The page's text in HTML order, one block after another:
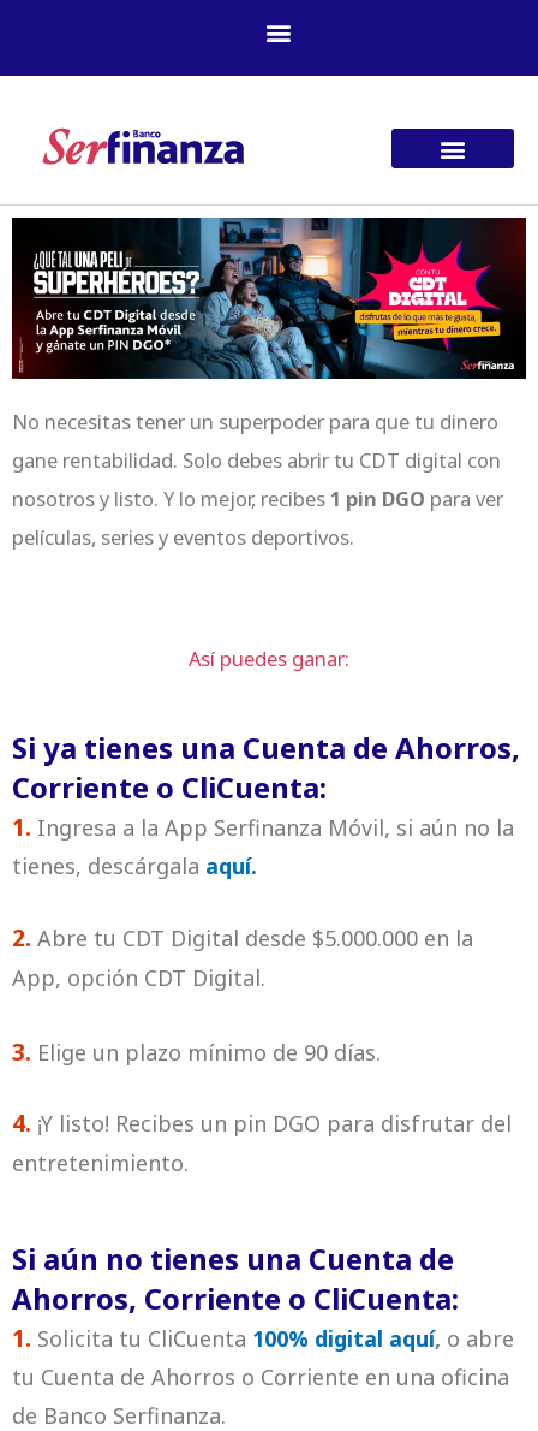
No necesitas tener un superpoder para que tu dinero
gane rentabilidad. Solo debes abrir tu CDT digital con
nosotros y listo. Y lo mejor, recibes 1 pin DGO para ver
películas, series y eventos deportivos.
Así puedes ganar:
Si ya tienes una Cuenta de Ahorros,
Corriente o CliCuenta:
1. Ingresa a la App Serfinanza Móvil, si aún no la
tienes, descárgala aquí.
2. Abre tu CDT Digital desde $5.000.000 en la
App, opción CDT Digital.
3. Elige un plazo mínimo de 90 días.
4. ¡Y listo! Recibes un pin DGO para disfrutar del
entretenimiento.
Si aún no tienes una Cuenta de
Ahorros, Corriente o CliCuenta:
1. Solicita tu CliCuenta 100% digital aquí, o abre
tu Cuenta de Ahorros o Corriente en una oficina
de Banco Serfinanza.